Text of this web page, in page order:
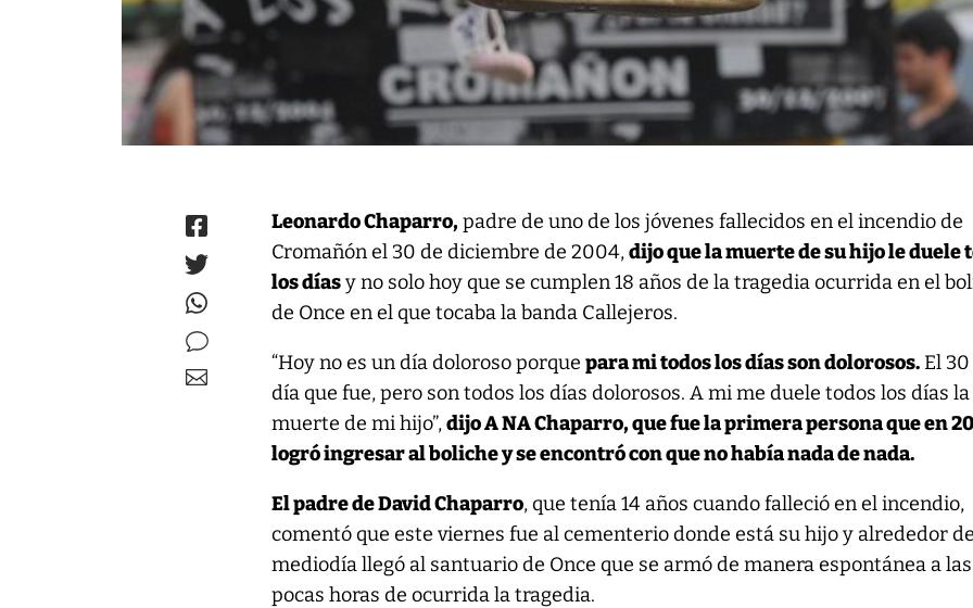
Leonardo Chaparro,padre de uno de los jóvenes fallecidos en el incendio de
Cromañón el 30 de diciembre de 2004,dijo que la muerte de su hijo le duele
los díasy no solo hoy que se cumplen 18 años de la tragedia ocurrida en el
de Once en el que tocaba la banda Callejeros.
“Hoy no es un día doloroso porquepara mi todos los días son dolorosos.El
día que fue, pero son todos los días dolorosos. A mi me duele todos los días la
muerte de mi hijo”,dijo A NA Chaparro, que fue la primera persona que en
logró ingresar al boliche y se encontró con que no había nada de nada.
El padre de David Chaparro, que tenía 14 años cuando falleció en el incendio,
comentó que este viernes fue al cementerio donde está su hijo y alrededor
mediodía llegó al santuario de Once que se armó de manera espontánea a las
pocas horas de ocurrida la tragedia.